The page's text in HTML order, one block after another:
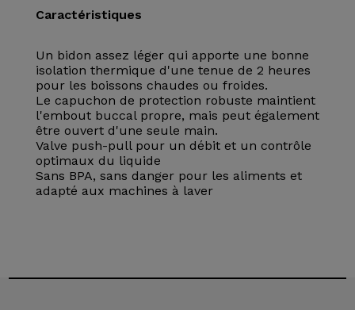
Caractéristiques
Un bidon assez léger qui apporte une bonne
isolation thermique d'une tenue de 2 heures
pour les boissons chaudes ou froides.
Le capuchon de protection robuste maintient
l'embout buccal propre, mais peut également
être ouvert d'une seule main.
Valve push-pull pour un débit et un contrôle
optimaux du liquide
Sans BPA, sans danger pour les aliments et
adapté aux machines à laver